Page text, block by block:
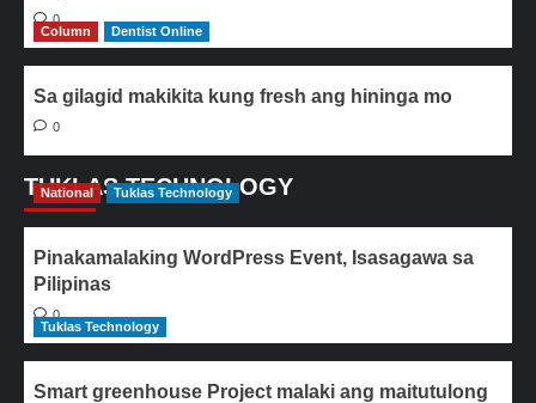
0
Column
Dentist Online
Sa gilagid makikita kung fresh ang hininga mo
0
TUKLAS TECHNOLOGY
National Tuklas Technology
Pinakamalaking WordPress Event, Isasagawa sa
Pilipinas
0
Tuklas Technology
Smart greenhouse Project malaki ang maitutulong